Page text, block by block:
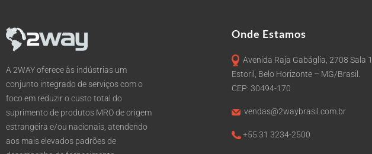
A 2WAY oferece às indústrias um
conjunto integrado de serviços com o
foco em reduzir o custo total do
suprimento de produtos MRO de origem
estrangeira e/ou nacionais, atendendo
aos mais elevados padrões de
Onde Estamos
Avenida Raja Gabáglia, 2708 Sala
Estoril, Belo Horizonte – MG/Brasil.
CEP: 30494-170
vendas@2waybrasil.com.br
+55 31 3234-2500